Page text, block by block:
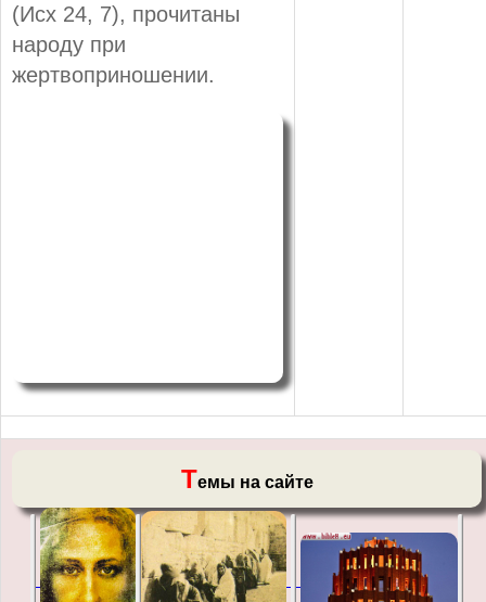
(Исх 24, 7), прочитаны
народу при
жертвоприношении.
Темы на сайте